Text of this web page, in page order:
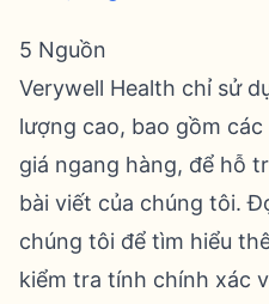
5 Nguồn
Verywell Health chỉ sử
lượng cao, bao gồm
giá ngang hàng, để hỗ
bài viết của chúng tôi.
chúng tôi để tìm hiểu
kiểm tra tính chính xác